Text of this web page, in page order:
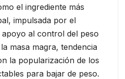
el ingrediente más
impulsada por el
apoyo al control del peso
masa magra, tendencia
la popularización de los
para bajar de peso.